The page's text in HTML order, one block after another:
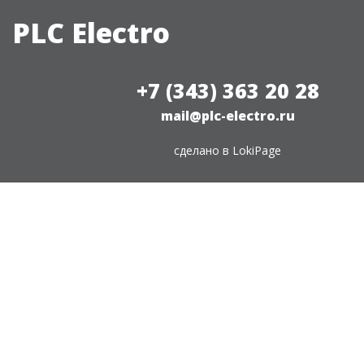
PLC Electro
+7 (343) 363 20 28
mail@plc-electro.ru
сделано в LokiPage